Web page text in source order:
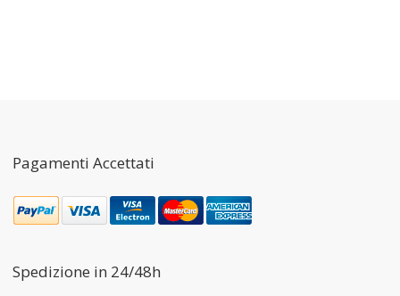
Pagamenti Accettati
Spedizione in 24/48h